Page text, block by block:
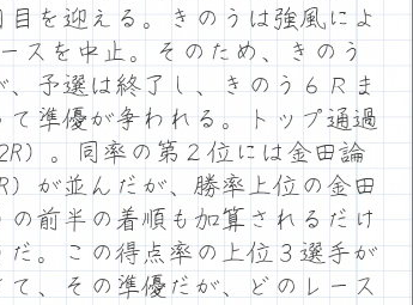
を迎える。きのうは強風によ
スを中止。そのため、きのう
予選は終了し、きのう６Ｒま
準優が争われる。トップ通過
）。同率の第２位には金田論
）が並んだが、勝率上位の金田
前半の着順も加算されるだけ
。この得点率の上位３選手が
、その準優だが、どのレース